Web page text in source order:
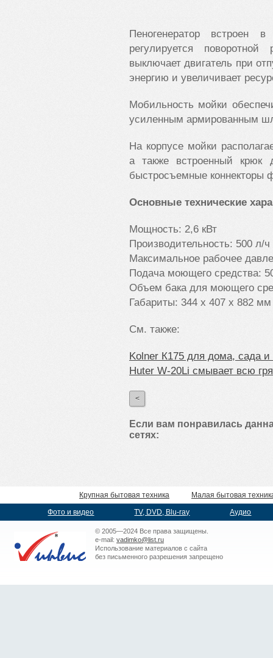
Пеногенератор встроен
регулируется
выключает двигатель при
энергию и увеличивает
Мобильность мойки
усиленным армированным
На корпусе мойки
а также встроенный крюк
быстросъемные коннекторы
Основные технические
Мощность: 2,6 кВт
Производительность: 500 л/ч
Максимальное рабочее
Подача моющего средства:
Объем бака для моющего
Габариты: 344 х 407 х 882 мм
См. также:
Kolner К175 для дома, сада и
Huter W-20Li смывает всю
<
Если вам понравилась
сетях:
Крупная бытовая техника
Малая бытовая
Фото и видео
TV, DVD, Blu-ray Аудио
© 2005—2024 Все права защищены.
e-mail: vadimko@list.ru
Использование материалов с сайта
без письменного разрешения запрещено